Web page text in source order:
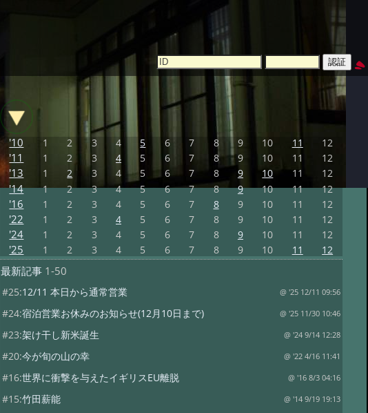
'10 1 2 3 4 5 6 7 8 9 10 11 12
'11 1 2 3 4 5 6 7 8 9 10 11 12
'13 1 2 3 4 5 6 7 8 9 10 11 12
'14 1 2 3 4 5 6 7 8 9 10 11 12
'16 1 2 3 4 5 6 7 8 9 10 11 12
'22 1 2 3 4 5 6 7 8 9 10 11 12
'24 1 2 3 4 5 6 7 8 9 10 11 12
'25 1 2 3 4 5 6 7 8 9 10 11 12
最新記事1-50
#25:12/11 本日から通常営業 @ '25 12/11 09:56
#24:宿泊営業お休みのお知らせ(12月10日まで) @ '25 11/30 10:46
#23:架け干し新米誕生 @ '24 9/14 12:28
#20:今が旬の山の幸 @ '22 4/16 11:41
#16:世界に衝撃を与えたイギリスEU離脱 @ '16 8/3 04:16
#15:竹田薪能 @ '14 9/19 19:13